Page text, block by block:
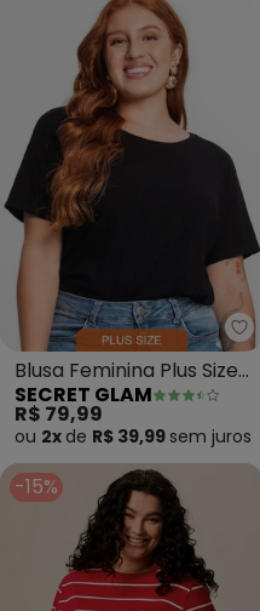
Blusa Feminina Plus Size
(Preto)
SECRET GLAM
R$ 79,99
ou 2x de R$ 39,99 sem juros
-15%